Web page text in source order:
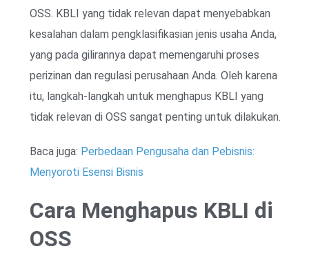
OSS. KBLI yang tidak relevan dapat menyebabkan
kesalahan dalam pengklasifikasian jenis usaha Anda,
yang pada gilirannya dapat memengaruhi proses
perizinan dan regulasi perusahaan Anda. Oleh karena
itu, langkah-langkah untuk menghapus KBLI yang
tidak relevan di OSS sangat penting untuk dilakukan.
Baca juga: Perbedaan Pengusaha dan Pebisnis:
Menyoroti Esensi Bisnis
Cara Menghapus KBLI di
OSS